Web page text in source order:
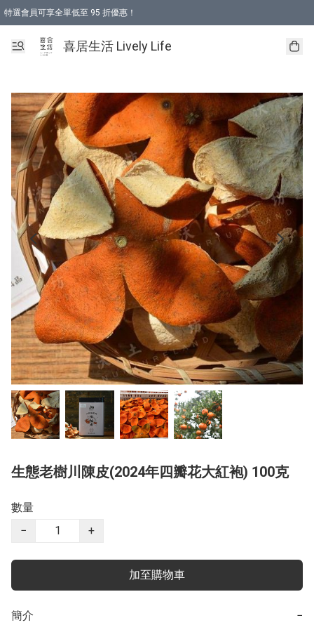
特選會員可享全單低至 95 折優惠！
購物折後滿$600免運費優惠 (減價貨品除外）
購物折後滿$320 即可免費於「順豐站」或「順豐智能櫃」自提點取貨 （冷凍食品
喜居生活 Lively Life
生態老樹川陳皮(2024年四瓣花大紅袍) 100克
數量
−
+
加至購物車
簡介 −